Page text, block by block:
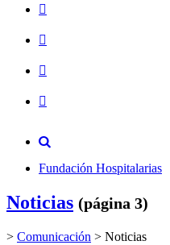
Fundación Hospitalarias
Noticias (página 3)
> Comunicación > Noticias